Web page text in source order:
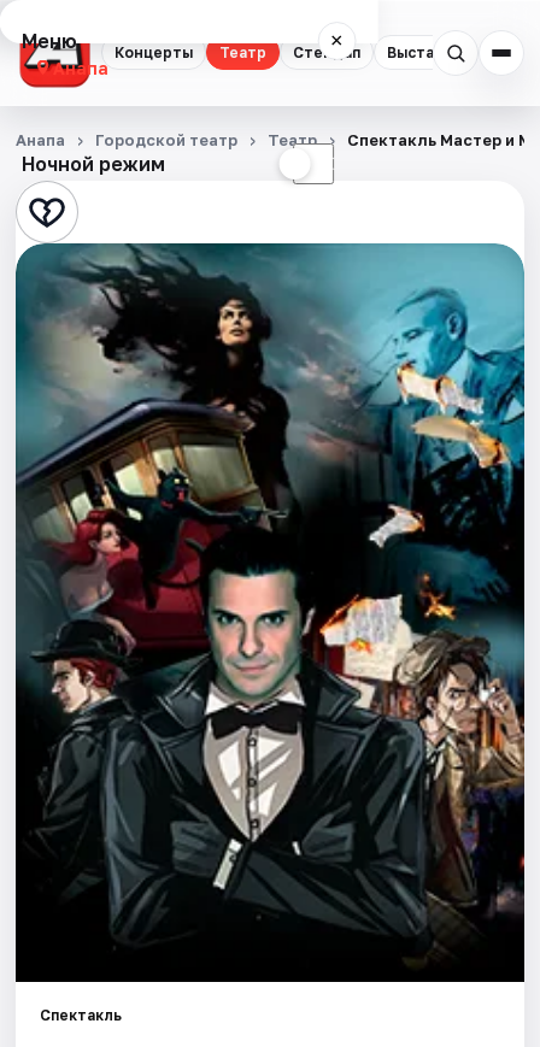
Концерты Театр Стендап Выставки
Меню ×
Анапа
Концерты
Театр
Стендап
Выставки
События
Города
Площадки
Артисты
Рейтинги
Ночной режим ☾
Анапа Городской театр Театр Спектакль Мастер и
Спектакль